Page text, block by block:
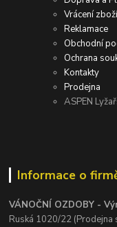
Vrácení zboží
Reklamace
Obchodní
Ochrana
Kontakty
Prodejna
ASPEN
Informace o
VÁNOČNÍ OZDOBY -
Ruská 1020/22 (Prodejna